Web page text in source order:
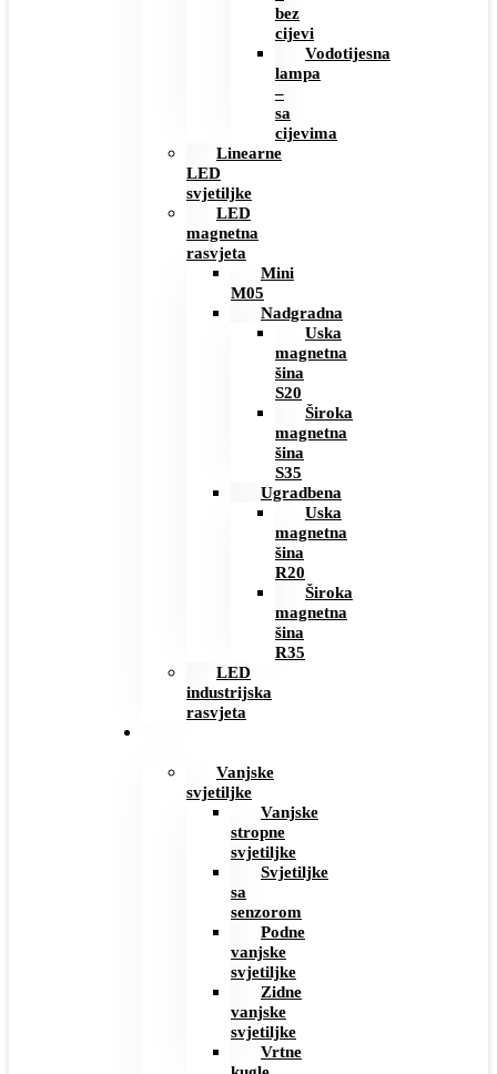
bez
cijevi
Vodotijesna
lampa
–
sa
cijevima
Linearne
LED
svjetiljke
LED
magnetna
rasvjeta
Mini
M05
Nadgradna
Uska
magnetna
šina
S20
Široka
magnetna
šina
S35
Ugradbena
Uska
magnetna
šina
R20
Široka
magnetna
šina
R35
LED
industrijska
rasvjeta
Vanjske
svjetiljke
Vanjske
stropne
svjetiljke
Svjetiljke
sa
senzorom
Podne
vanjske
svjetiljke
Zidne
vanjske
svjetiljke
Vrtne